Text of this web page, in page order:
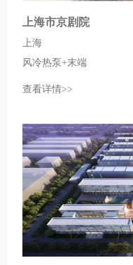
上海市京剧院
上海
风冷热泵+末端
查看详情>>